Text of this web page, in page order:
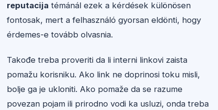
reputacija témánál ezek a kérdések különösen
fontosak, mert a felhasználó gyorsan eldönti, hogy
érdemes-e tovább olvasnia.
Takođe treba proveriti da li interni linkovi zaista
pomažu korisniku. Ako link ne doprinosi toku misli,
bolje ga je ukloniti. Ako pomaže da se razume
povezan pojam ili prirodno vodi ka usluzi, onda treba